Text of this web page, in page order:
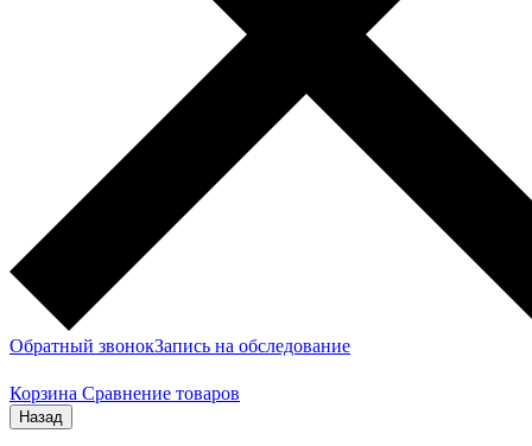
Обратный звонокЗапись на обследование
Корзина Сравнение товаров
Назад